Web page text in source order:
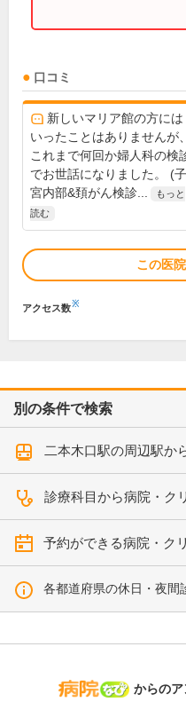
口コミ
新しいマリア館の方には
いったことはありませんが、
これまで何回か婦人科の検
でお世話になりました。 (子
宮内部&頚がん検診...
もっと
読む
この医
アクセス数※
別の条件で検索
二本木口駅の周辺駅か
診療科目から病院・ク
予約ができる病院・ク
各都道府県の休日・夜間
病院なび
からのア